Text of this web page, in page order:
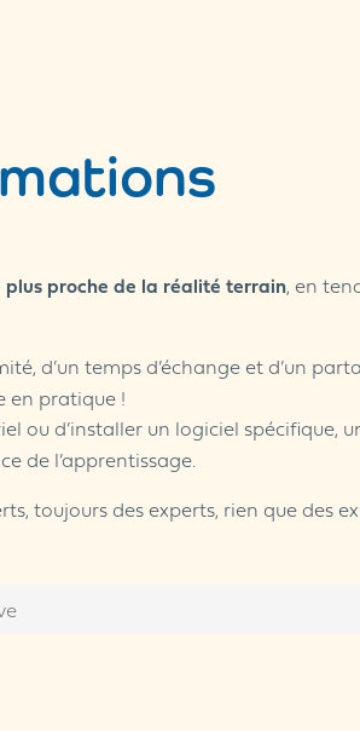
proche de la réalité terrain, en
d’un temps d’échange et d’un
en pratique !
ou d’installer un logiciel
de l’apprentissage.
toujours des experts, rien que des